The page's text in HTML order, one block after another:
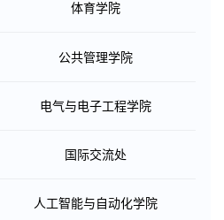
体育学院
公共管理学院
电气与电子工程学院
国际交流处
人工智能与自动化学院